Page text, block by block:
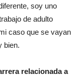
soy uno
de adulto
caso que se vayan
bien.
relacionada a